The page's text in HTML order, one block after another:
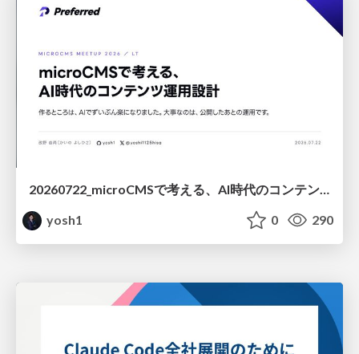
20260722_microCMSで考える、AI時代のコンテンツ運用設計
yosh1
0 290